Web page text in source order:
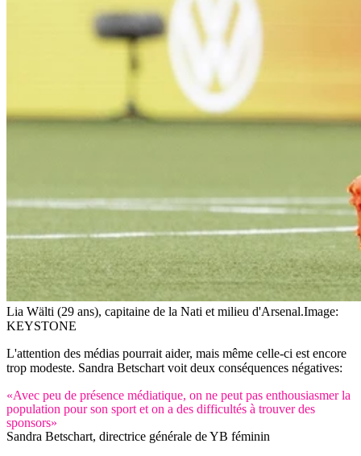
Lia Wälti (29 ans), capitaine de la Nati et milieu d'Arsenal.Image:
KEYSTONE
L'attention des médias pourrait aider, mais même celle-ci est encore
trop modeste. Sandra Betschart voit deux conséquences négatives:
«Avec peu de présence médiatique, on ne peut pas enthousiasmer la
population pour son sport et on a des difficultés à trouver des
sponsors»
Sandra Betschart, directrice générale de YB féminin